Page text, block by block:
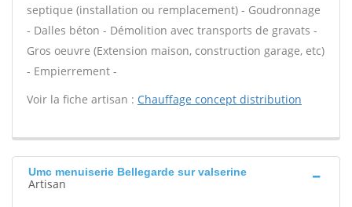
septique (installation ou remplacement) - Goudronnage
- Dalles béton - Démolition avec transports de gravats -
Gros oeuvre (Extension maison, construction garage, etc)
- Empierrement -
Voir la fiche artisan : Chauffage concept distribution
Umc menuiserie Bellegarde sur valserine
Artisan